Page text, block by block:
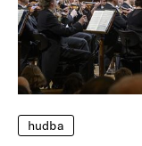
hudba